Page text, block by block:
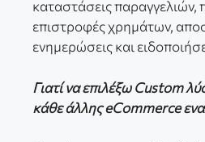
καταστάσεις παραγγελιών,
επιστροφές χρημάτων,
ενημερώσεις και
Γιατί να επιλέξω Custom
κάθε άλλης eCommerce